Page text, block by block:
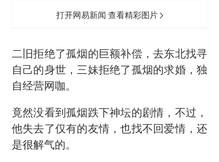
打开网易新闻 查看精彩图片
二旧拒绝了孤烟的巨额补偿，去东北找寻
自己的身世，三妹拒绝了孤烟的求婚，独
自经营网咖。
竟然没看到孤烟跌下神坛的剧情，不过，
他失去了仅有的友情，也找不回爱情，还
是很解气的。